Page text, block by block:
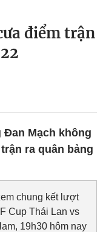
điểm trận
Mạch không
ra quân bảng
chung kết lượt
Cup Thái Lan vs
19h30 hôm nay